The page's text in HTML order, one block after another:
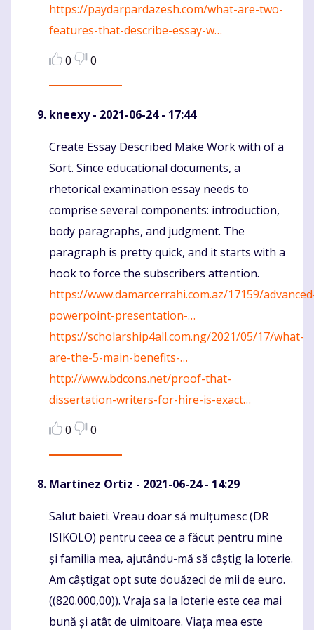
https://paydarpardazesh.com/what-are-two-
features-that-describe-essay-w…
0
0
kneexy- 2021-06-24 - 17:44
Komentaras
Create Essay Described Make Work with of a
Sort. Since educational documents, a
rhetorical examination essay needs to
comprise several components: introduction,
body paragraphs, and judgment. The
paragraph is pretty quick, and it starts with a
hook to force the subscribers attention.
https://www.damarcerrahi.com.az/17159/
powerpoint-presentation-…
https://scholarship4all.com.ng/2021/05/17/what-
are-the-5-main-benefits-…
http://www.bdcons.net/proof-that-
dissertation-writers-for-hire-is-exact…
0
0
Martinez Ortiz - 2021-06-24 - 14:29
Komentaras
Salut baieti. Vreau doar să mulțumesc (DR
ISIKOLO) pentru ceea ce a făcut pentru mine
și familia mea, ajutându-mă să câștig la loterie.
Am câștigat opt ​​sute douăzeci de mii de euro.
((820.000,00)). Vraja sa la loterie este cea mai
bună și atât de uimitoare. Viața mea este